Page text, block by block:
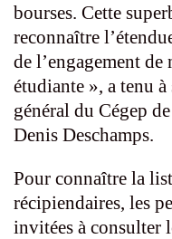
bourses. Cette
reconnaître
de l’engagement
étudiante », a tenu
général du Cégep
Denis Deschamps.
Pour connaître la
récipiendaires, les
invitées à consulter